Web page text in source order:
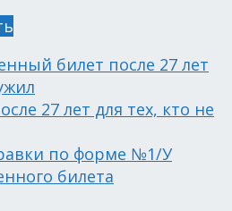
билет после 27 лет
27 лет для тех, кто не
по форме №1/У
билета